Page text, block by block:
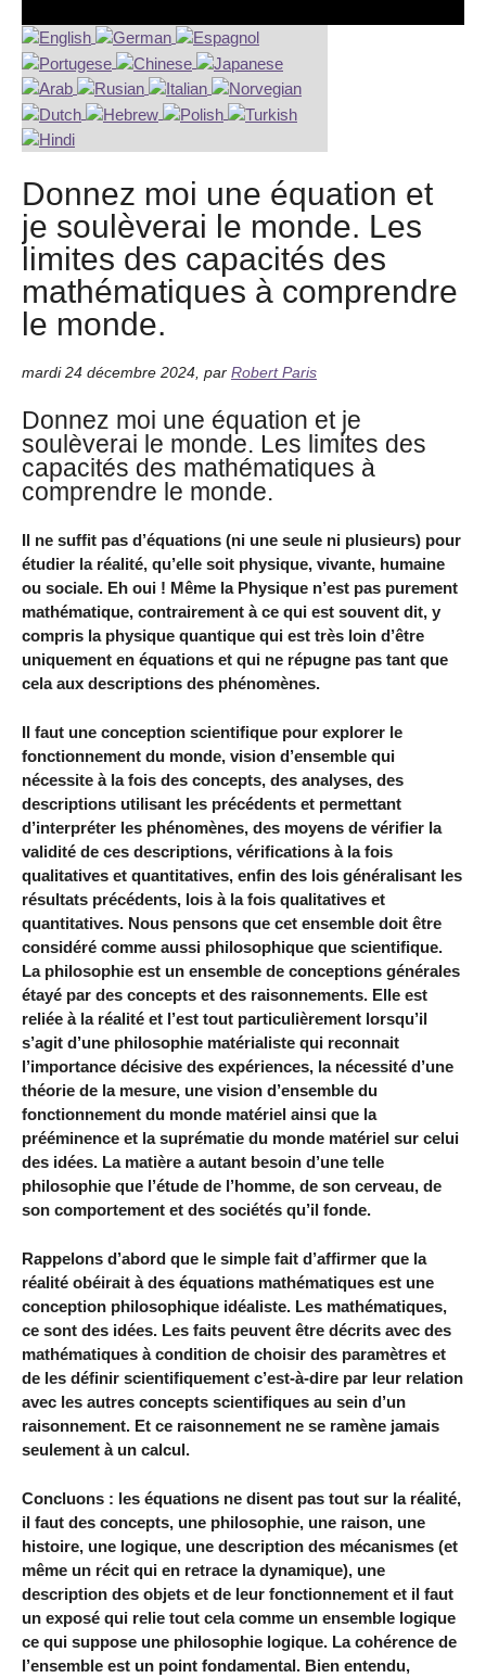
Donnez moi une équation et
je soulèverai le monde. Les
limites des capacités des
mathématiques à comprendre
le monde.
mardi 24 décembre 2024 par Robert Paris
Donnez moi une équation et je
soulèverai le monde. Les limites des
capacités des mathématiques à
comprendre le monde.
Il ne suffit pas d’équations (ni une seule ni plusieurs) pour
étudier la réalité, qu’elle soit physique, vivante, humaine
ou sociale. Eh oui ! Même la Physique n’est pas purement
mathématique, contrairement à ce qui est souvent dit, y
compris la physique quantique qui est très loin d’être
uniquement en équations et qui ne répugne pas tant que
cela aux descriptions des phénomènes.
Il faut une conception scientifique pour explorer le
fonctionnement du monde, vision d’ensemble qui
nécessite à la fois des concepts, des analyses, des
descriptions utilisant les précédents et permettant
d’interpréter les phénomènes, des moyens de vérifier la
validité de ces descriptions, vérifications à la fois
qualitatives et quantitatives, enfin des lois généralisant les
résultats précédents, lois à la fois qualitatives et
quantitatives. Nous pensons que cet ensemble doit être
considéré comme aussi philosophique que scientifique.
La philosophie est un ensemble de conceptions générales
étayé par des concepts et des raisonnements. Elle est
reliée à la réalité et l’est tout particulièrement lorsqu’il
s’agit d’une philosophie matérialiste qui reconnait
l’importance décisive des expériences, la nécessité d’une
théorie de la mesure, une vision d’ensemble du
fonctionnement du monde matériel ainsi que la
prééminence et la suprématie du monde matériel sur celui
des idées. La matière a autant besoin d’une telle
philosophie que l’étude de l’homme, de son cerveau, de
son comportement et des sociétés qu’il fonde.
Rappelons d’abord que le simple fait d’affirmer que la
réalité obéirait à des équations mathématiques est une
conception philosophique idéaliste. Les mathématiques,
ce sont des idées. Les faits peuvent être décrits avec des
mathématiques à condition de choisir des paramètres et
de les définir scientifiquement c’est-à-dire par leur relation
avec les autres concepts scientifiques au sein d’un
raisonnement. Et ce raisonnement ne se ramène jamais
seulement à un calcul.
Concluons : les équations ne disent pas tout sur la réalité,
il faut des concepts, une philosophie, une raison, une
histoire, une logique, une description des mécanismes (et
même un récit qui en retrace la dynamique), une
description des objets et de leur fonctionnement et il faut
un exposé qui relie tout cela comme un ensemble logique
ce qui suppose une philosophie logique. La cohérence de
l’ensemble est un point fondamental. Bien entendu,